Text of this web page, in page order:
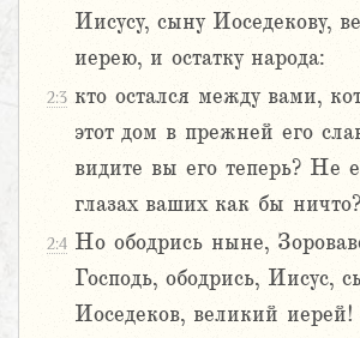
Иисусу, сыну Иоседекову,
иерею, и остатку народа:
2:3 кто остался между вами,
этот дом в прежней его
видите вы его теперь? Не
глазах ваших как бы ничто?
2:4 Но ободрись ныне,
Господь, ободрись, Иисус,
Иоседеков, великий иерей!